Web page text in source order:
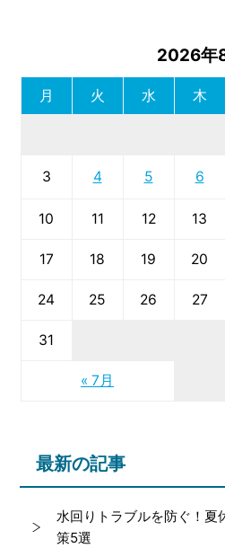
2026年
月 火 水 木
« 7月
3 4 5 6
10 11 12 13
17 18 19 20
24 25 26 27
31
最新の記事
水回りトラブルを防ぐ！夏
策5選